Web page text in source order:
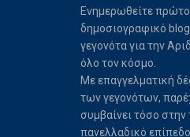
Ενημερωθείτε
δημοσιογραφικό
γεγονότα για την
όλο τον κόσμο.
Με επαγγελματική
των γεγονότων,
συμβαίνει τόσο
πανελλαδικό επίπεδο.